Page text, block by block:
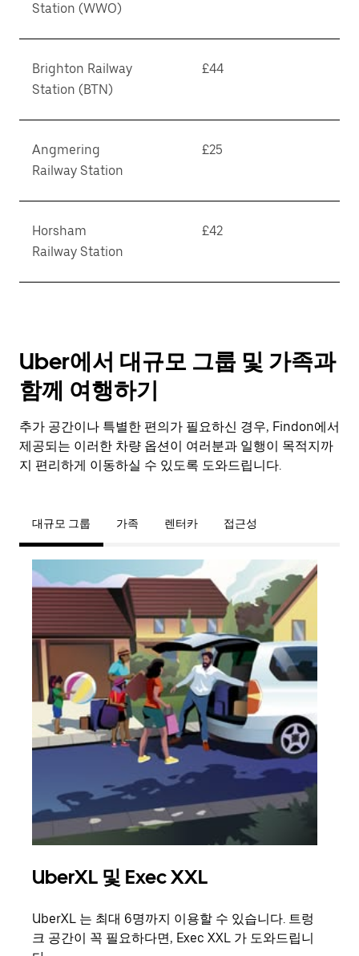
Station (WWO)
Brighton Railway
Station (BTN)
£44
Angmering
Railway Station
£25
Horsham
Railway Station
£42
Uber에서 대규모 그룹 및 가족과
함께 여행하기
추가 공간이나 특별한 편의가 필요하신 경우, Findon에서
제공되는 이러한 차량 옵션이 여러분과 일행이 목적지까
지 편리하게 이동하실 수 있도록 도와드립니다.
대규모 그룹 가족 렌터카 접근성
UberXL 및 Exec XXL
UberXL 는 최대 6명까지 이용할 수 있습니다. 트렁
크 공간이 꼭 필요하다면, Exec XXL 가 도와드립니